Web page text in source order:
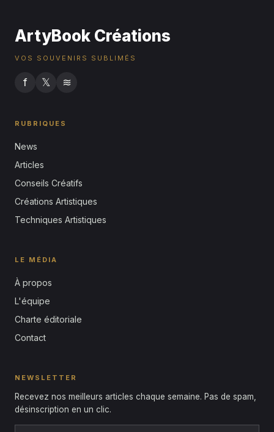
ArtyBook Créations
VOS SOUVENIRS SUBLIMÉS
f 𝕏 ≋
RUBRIQUES
News
Articles
Conseils Créatifs
Créations Artistiques
Techniques Artistiques
LE MÉDIA
À propos
L'équipe
Charte éditoriale
Contact
NEWSLETTER
Recevez nos meilleurs articles chaque semaine. Pas de spam,
désinscription en un clic.